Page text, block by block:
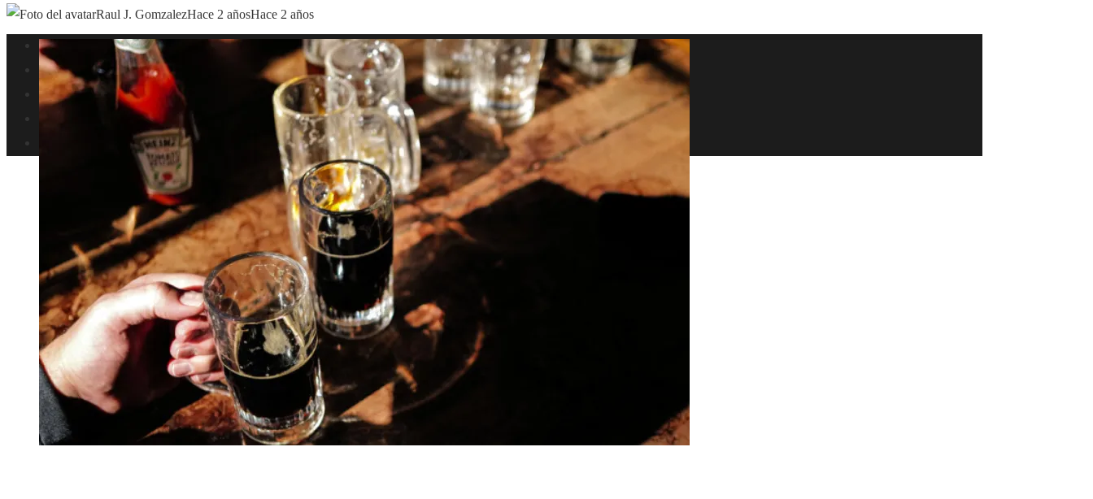
Perú
Ciencia
Cultura y ocio
Responsabilidad social
Inversiones y negocios
Raul J. GomzalezHace 2 añosHace 2 años